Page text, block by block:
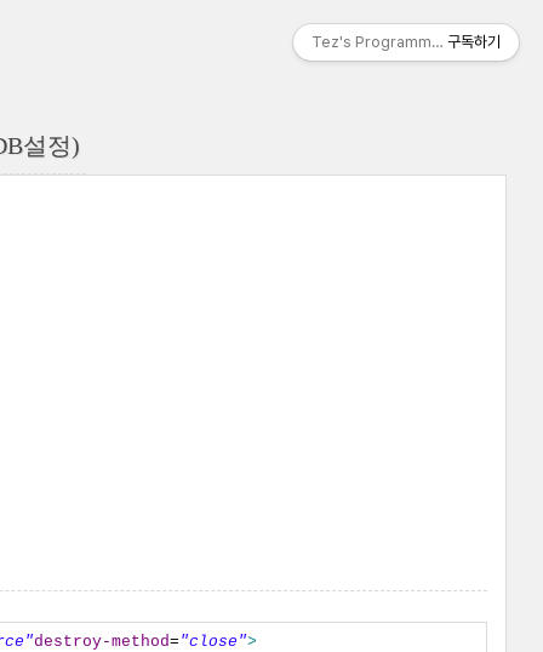
설정)
destroy-method= "close">
Tez's Programming & IT
구독하기